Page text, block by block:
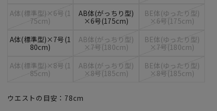
A体(標準型)×6号(1
75cm)
AB体(がっちり型)
×6号(175cm)
BE体(ゆったり型)
×6号(175cm)
A体(標準型)×7号(1
80cm)
AB体(がっちり型)
×7号(180cm)
BE体(ゆったり型)
×7号(180cm)
A体(標準型)×8号(1
85cm)
AB体(がっちり型)
×8号(185cm)
BE体(ゆったり型)
×8号(185cm)
ウエストの目安： 78cm